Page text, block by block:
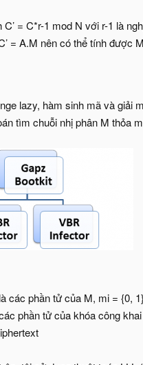
C’ = C*r-1 mod N với r-1 là
= A.M nên có thể tính được M
lazy, hàm sinh mã và giải
tìm chuỗi nhị phân M thỏa
các phần tử của M, mi = {0, 1}
phần tử của khóa công khai